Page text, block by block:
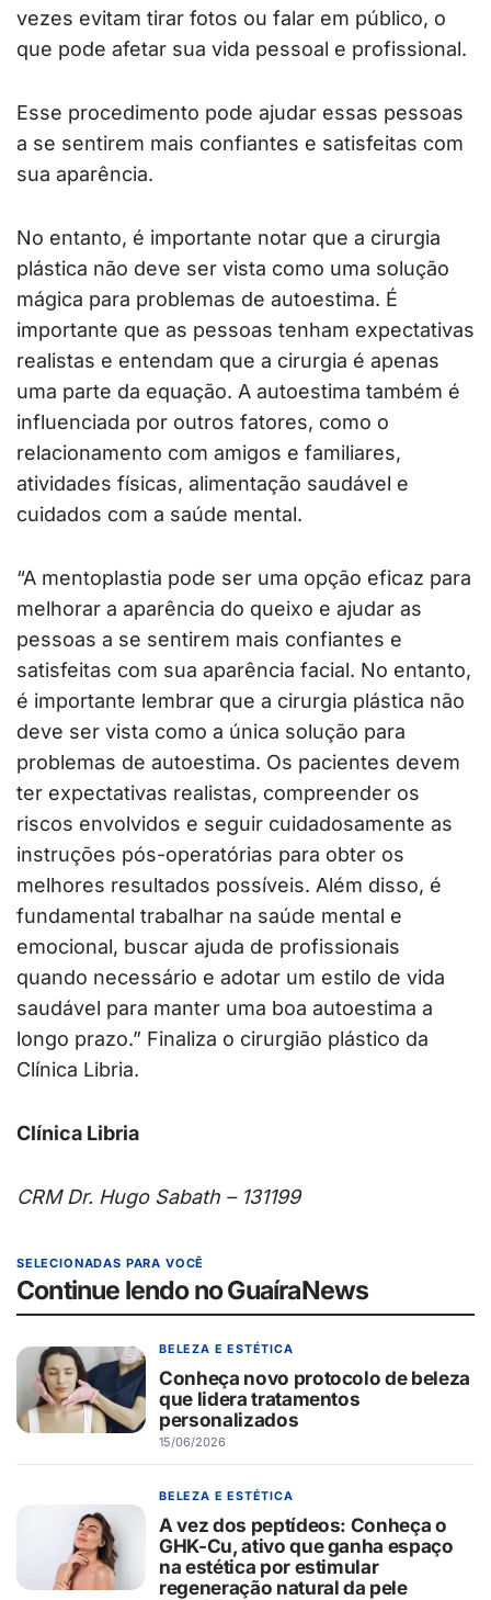
vezes evitam tirar fotos ou falar em público, o
que pode afetar sua vida pessoal e profissional.
Esse procedimento pode ajudar essas pessoas
a se sentirem mais confiantes e satisfeitas com
sua aparência.
No entanto, é importante notar que a cirurgia
plástica não deve ser vista como uma solução
mágica para problemas de autoestima. É
importante que as pessoas tenham expectativas
realistas e entendam que a cirurgia é apenas
uma parte da equação. A autoestima também é
influenciada por outros fatores, como o
relacionamento com amigos e familiares,
atividades físicas, alimentação saudável e
cuidados com a saúde mental.
“A mentoplastia pode ser uma opção eficaz para
melhorar a aparência do queixo e ajudar as
pessoas a se sentirem mais confiantes e
satisfeitas com sua aparência facial. No entanto,
é importante lembrar que a cirurgia plástica não
deve ser vista como a única solução para
problemas de autoestima. Os pacientes devem
ter expectativas realistas, compreender os
riscos envolvidos e seguir cuidadosamente as
instruções pós-operatórias para obter os
melhores resultados possíveis. Além disso, é
fundamental trabalhar na saúde mental e
emocional, buscar ajuda de profissionais
quando necessário e adotar um estilo de vida
saudável para manter uma boa autoestima a
longo prazo.” Finaliza o cirurgião plástico da
Clínica Libria.
Clínica Libria
CRM Dr. Hugo Sabath – 131199
SELECIONADAS PARA VOCÊ
Continue lendo no GuaíraNews
BELEZA E ESTÉTICA
Conheça novo protocolo de beleza
que lidera tratamentos
personalizados
15/06/2026
BELEZA E ESTÉTICA
A vez dos peptídeos: Conheça o
GHK-Cu, ativo que ganha espaço
na estética por estimular
regeneração natural da pele